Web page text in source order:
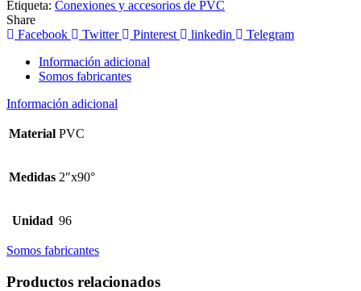
Etiqueta: Conexiones y accesorios de PVC
Share
Facebook
Twitter Pinterest linkedin
Telegram
Información adicional
Somos fabricantes
Información adicional
Material PVC
Medidas 2″x90°
Unidad 96
Somos fabricantes
Productos relacionados